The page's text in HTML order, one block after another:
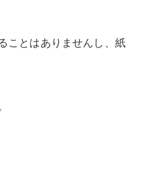
ことはありませんし、紙